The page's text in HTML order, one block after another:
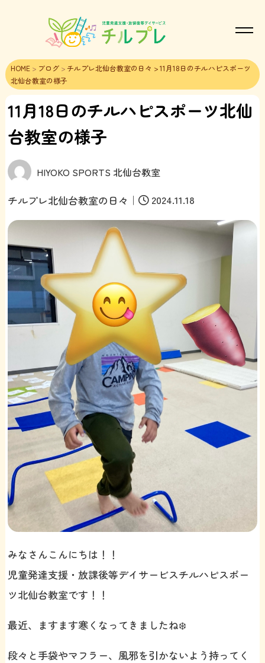
HOME> ブログ> チルプレ北仙台教室の日々 > 11月18日のチルハピスポーツ
北仙台教室の様子
11月18日のチルハピスポーツ北仙
台教室の様子
HIYOKO SPORTS 北仙台教室
チルプレ北仙台教室の日々 ｜ 2024.11.18
みなさんこんにちは！！
児童発達支援・放課後等デイサービスチルハピスポー
ツ北仙台教室です！！
最近、ますます寒くなってきましたね❄️
段々と手袋やマフラー、風邪を引かないよう持ってく